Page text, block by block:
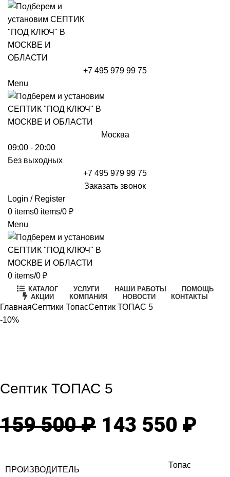
+7 495 979 99 75
Menu
Москва
09:00 - 20:00
Без выходных
+7 495 979 99 75
Заказать звонок
Login / Register
0 items0 items/0 ₽
Menu
0 items/0 ₽
КАТАЛОГ УСЛУГИ НАШИ РАБОТЫ
ПОМОЩЬ
АКЦИИ
КОМПАНИЯ НОВОСТИ КОНТАКТЫ
ГлавнаяСептики ТопасСептик ТОПАС 5
-10%
Септик ТОПАС 5
159 500₽ 143 550 ₽
ПРОИЗВОДИТЕЛЬ
Топас